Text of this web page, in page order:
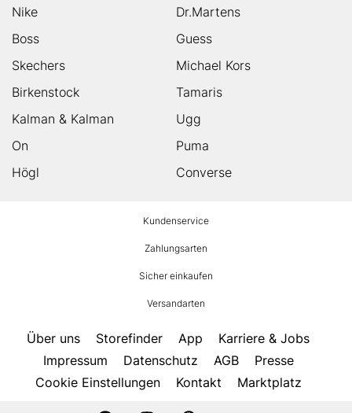
Nike
Dr.Martens
Boss
Guess
Skechers
Michael Kors
Birkenstock
Tamaris
Kalman & Kalman
Ugg
On
Puma
Högl
Converse
Kundenservice
Zahlungsarten
Sicher einkaufen
Versandarten
Über uns Storefinder App
Karriere & Jobs
Impressum
Datenschutz AGB
Presse
Cookie Einstellungen
Kontakt Marktplatz